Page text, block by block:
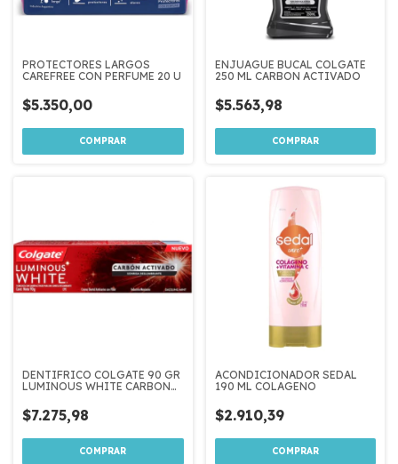
PROTECTORES LARGOS
CAREFREE CON PERFUME 20 U
$5.350,00
ENJUAGUE BUCAL COLGATE
250 ML CARBON ACTIVADO
$5.563,98
DENTIFRICO COLGATE 90 GR
LUMINOUS WHITE CARBON
$7.275,98
ACONDICIONADOR SEDAL
190 ML COLAGENO
$2.910,39